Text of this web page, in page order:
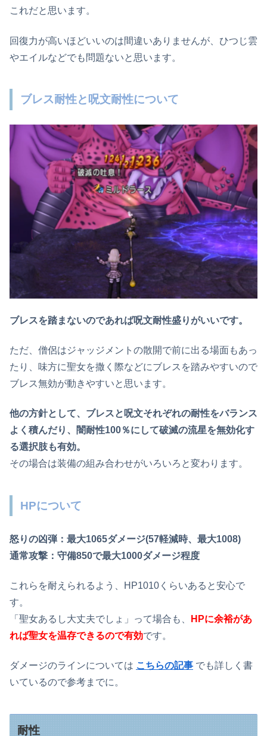
これだと思います。
回復力が高いほどいいのは間違いありませんが、ひつじ雲
やエイルなどでも問題ないと思います。
ブレス耐性と呪文耐性について
ブレスを踏まないのであれば呪文耐性盛りがいいです。
ただ、僧侶はジャッジメントの散開で前に出る場面もあっ
たり、味方に聖女を撒く際などにブレスを踏みやすいので
ブレス無効が動きやすいと思います。
他の方針として、ブレスと呪文それぞれの耐性をバランス
よく積んだり、闇耐性100％にして破滅の流星を無効化す
る選択肢も有効。
その場合は装備の組み合わせがいろいろと変わります。
HPについて
怒りの凶弾：最大1065ダメージ(57軽減時、最大1008)
通常攻撃：守備850で最大1000ダメージ程度
これらを耐えられるよう、HP1010くらいあると安心で
す。
「聖女あるし大丈夫でしょ」って場合も、
HPに余裕があ
れば聖女を温存できるので有効です。
ダメージのラインについては こちらの記事 でも詳しく書
いているので参考までに。
耐性